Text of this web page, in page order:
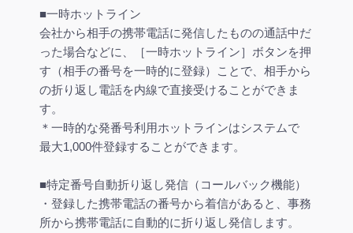
■一時ホットライン
会社から相手の携帯電話に発信したものの通話中だ
った場合などに、［一時ホットライン］ボタンを押
す（相手の番号を一時的に登録）ことで、相手から
の折り返し電話を内線で直接受けることができま
す。
＊一時的な発番号利用ホットラインはシステムで
最大1,000件登録することができます。
■特定番号自動折り返し発信（コールバック機能）
・登録した携帯電話の番号から着信があると、事務
所から携帯電話に自動的に折り返し発信します。